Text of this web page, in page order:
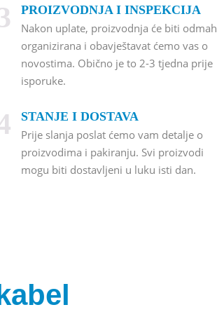
PROIZVODNJA I INSPEKCIJA
Nakon uplate, proizvodnja će biti odmah
organizirana i obavještavat ćemo vas o
novostima. Obično je to 2-3 tjedna prije
isporuke.
STANJE I DOSTAVA
Prije slanja poslat ćemo vam detalje o
proizvodima i pakiranju. Svi proizvodi
mogu biti dostavljeni u luku isti dan.